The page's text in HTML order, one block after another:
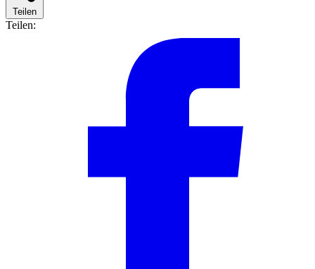
Teilen
Teilen: